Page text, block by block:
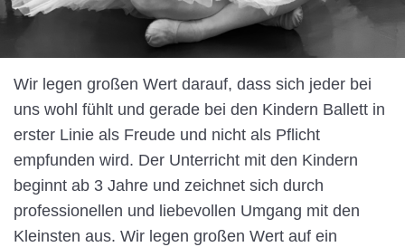
Wir legen großen Wert darauf, dass sich jeder bei
uns wohl fühlt und gerade bei den Kindern Ballett in
erster Linie als Freude und nicht als Pflicht
empfunden wird. Der Unterricht mit den Kindern
beginnt ab 3 Jahre und zeichnet sich durch
professionellen und liebevollen Umgang mit den
Kleinsten aus. Wir legen großen Wert auf ein